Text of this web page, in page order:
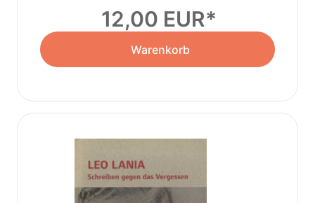
12,00 EUR
Warenkorb